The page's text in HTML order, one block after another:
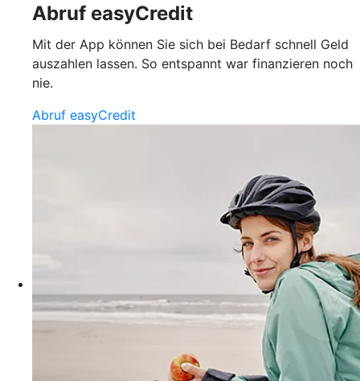
Abruf easyCredit
Mit der App können Sie sich bei Bedarf schnell Geld
auszahlen lassen. So entspannt war finanzieren noch
nie.
Abruf easyCredit